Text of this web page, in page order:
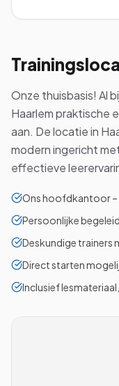
Onze thuisbasis! Al
Haarlem praktische
aan. De locatie in
modern ingericht
effectieve
Ons hoofdkantoor –
Persoonlijke
Deskundige trainers
Direct starten
Inclusief